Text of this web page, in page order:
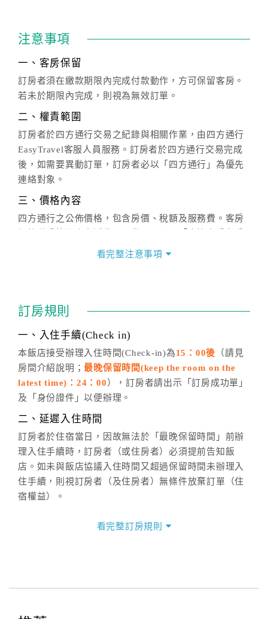
注意事項
一、客房保留
訂房者須在繳款期限內完成付款動作，方可保留客房。
若未於期限內完成，則視為無效訂單。
二、權責範圍
訂房者於四方通行交易之紀錄與相關作業，由四方通行
EasyTravel客服人員服務。訂房者於四方通行交易完成
後，如需要異動訂單，訂房者必以「四方通行」為優先
連絡對象。
三、價格內容
四方通行之公佈價格，包含房價、稅額及服務費。客房
價」之當日價格為標準。
話方式異動訂單。
※非客服時間之申辦異動，皆為次日計算及辦理。
五、客服時間
週一至週日，上午9:00～晚上6:00
六、聯絡方式
(07)9682715 。
看完整注意事項
訂房規則
一、入住手續(Check in)
本飯店接受辦理入住時間(Check-in)為15：00後 （請見
房間介紹說明；最晚保留時間(keep the room on the
latest time)：24：00 ），訂房者請出示「訂房成功單」
及「身份證件」以便辦理。
二、延遲入住時間
訂房者於住宿當日，因故無法於「最晚保留時間」前辦
理入住手續時，訂房者（或住房者）必須提前告知飯
店。如未與飯店協議入住時間又超過保留時間未辦理入
住手續，則視訂房者（及住房者）無條件放棄訂單（住
宿權益）。
四、訂單異動
看完整訂房規則